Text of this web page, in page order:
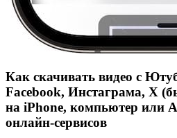
Как скачивать видео с
Facebook, Инстаграма, X
на iPhone, компьютер или
онлайн-сервисов